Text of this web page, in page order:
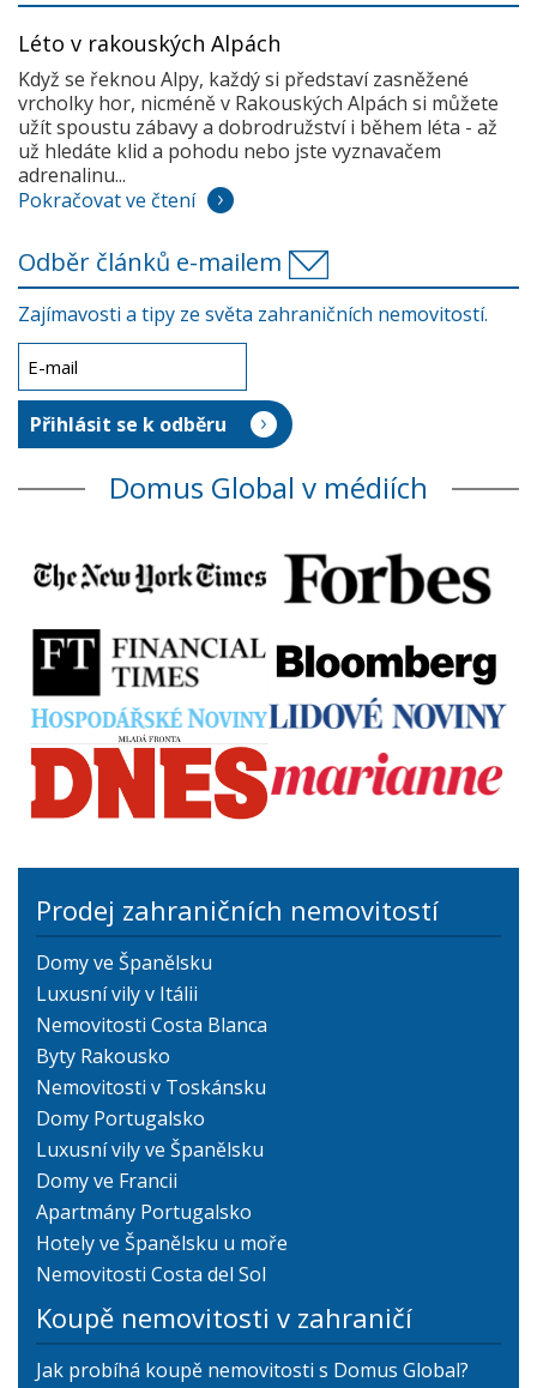
Léto v rakouských Alpách
Když se řeknou Alpy, každý si představí zasněžené
vrcholky hor, nicméně v Rakouských Alpách si můžete
užít spoustu zábavy a dobrodružství i během léta - až
už hledáte klid a pohodu nebo jste vyznavačem
adrenalinu...
Pokračovat ve čtení
Odběr článků e-mailem
Zajímavosti a tipy ze světa zahraničních nemovitostí.
Domus Global v médiích
Prodej zahraničních nemovitostí
Domy ve Španělsku
Luxusní vily v Itálii
Nemovitosti Costa Blanca
Byty Rakousko
Nemovitosti v Toskánsku
Domy Portugalsko
Luxusní vily ve Španělsku
Domy ve Francii
Apartmány Portugalsko
Hotely ve Španělsku u moře
Nemovitosti Costa del Sol
Koupě nemovitosti v zahraničí
Jak probíhá koupě nemovitosti s Domus Global?